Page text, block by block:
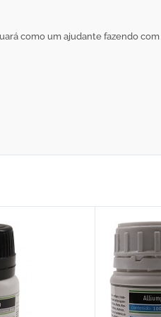
como um ajudante fazendo